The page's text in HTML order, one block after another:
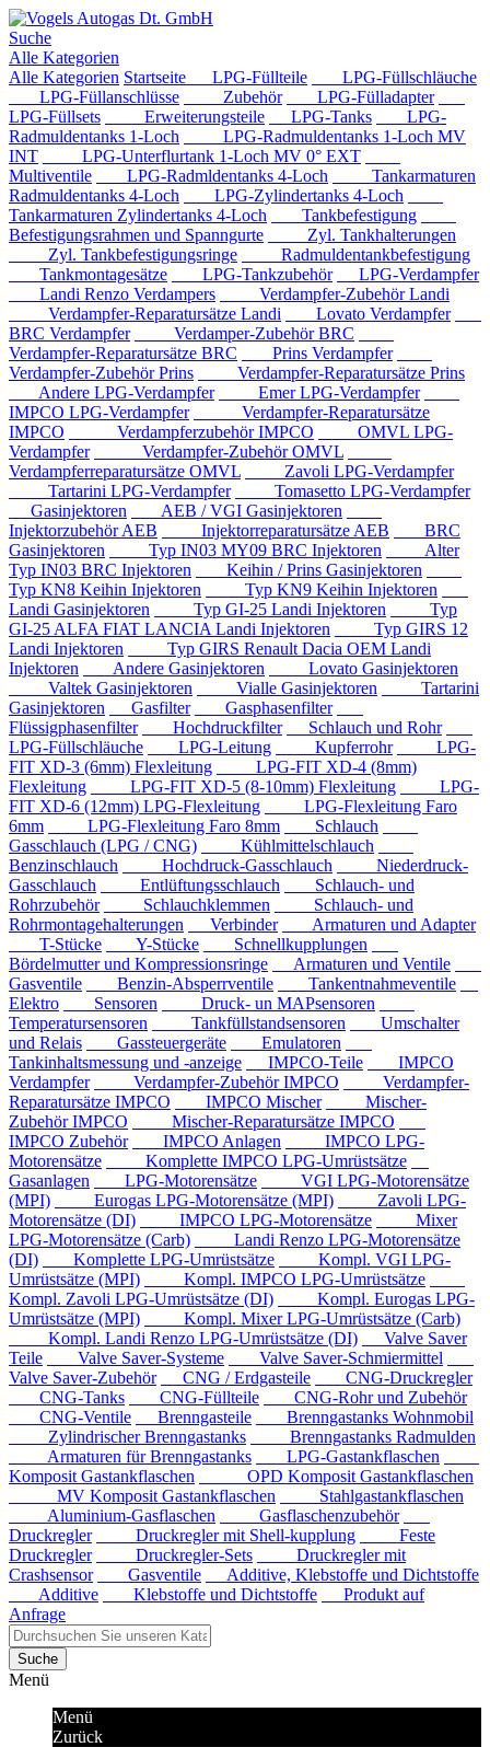
Suche
Alle Kategorien
Alle Kategorien Startseite LPG-Füllteile
LPG-Füllschläuche
LPG-Füllanschlüsse
Zubehör
LPG-Fülladapter
LPG-Füllsets
Erweiterungsteile LPG-Tanks
LPG-
Radmuldentanks 1-Loch
LPG-Radmuldentanks 1-Loch MV
INT
LPG-Unterflurtank 1-Loch MV 0° EXT
Multiventile
LPG-Radmldentanks 4-Loch
Tankarmaturen
Radmuldentanks 4-Loch
LPG-Zylindertanks 4-Loch
Tankarmaturen Zylindertanks 4-Loch
Tankbefestigung
Befestigungsrahmen und Spanngurte
Zyl. Tankhalterungen
Zyl. Tankbefestigungsringe
Radmuldentankbefestigung
Tankmontagesätze
LPG-Tankzubehör
LPG-Verdampfer
Landi Renzo Verdampers
Verdampfer-Zubehör Landi
Verdampfer-Reparatursätze Landi
Lovato Verdampfer
BRC Verdampfer
Verdamper-Zubehör BRC
Verdampfer-Reparatursätze BRC
Prins Verdampfer
Verdampfer-Zubehör Prins
Verdampfer-Reparatursätze Prins
Andere LPG-Verdampfer
Emer LPG-Verdampfer
IMPCO LPG-Verdampfer
Verdampfer-Reparatursätze
IMPCO
Verdampferzubehör IMPCO
OMVL LPG-
Verdampfer
Verdampfer-Zubehör OMVL
Verdampferreparatursätze OMVL
Zavoli LPG-Verdampfer
Tartarini LPG-Verdampfer
Tomasetto LPG-Verdampfer
Gasinjektoren
AEB / VGI Gasinjektoren
Injektorzubehör AEB
Injektorreparatursätze AEB
BRC
Gasinjektoren
Typ IN03 MY09 BRC Injektoren
Alter
Typ IN03 BRC Injektoren
Keihin / Prins Gasinjektoren
Typ KN8 Keihin Injektoren
Typ KN9 Keihin Injektoren
Landi Gasinjektoren
Typ GI-25 Landi Injektoren
Typ
GI-25 ALFA FIAT LANCIA Landi Injektoren
Typ GIRS 12
Landi Injektoren
Typ GIRS Renault Dacia OEM Landi
Injektoren
Andere Gasinjektoren
Lovato Gasinjektoren
Valtek Gasinjektoren
Vialle Gasinjektoren
Tartarini
Gasinjektoren
Gasfilter
Gasphasenfilter
Flüssigphasenfilter
Hochdruckfilter
Schlauch und Rohr
LPG-Füllschläuche
LPG-Leitung Kupferrohr
LPG-
FIT XD-3 (6mm) Flexleitung
LPG-FIT XD-4 (8mm)
Flexleitung
LPG-FIT XD-5 (8-10mm) Flexleitung
LPG-
FIT XD-6 (12mm) LPG-Flexleitung
LPG-Flexleitung Faro
6mm
LPG-Flexleitung Faro 8mm
Schlauch
Gasschlauch (LPG / CNG)
Kühlmittelschlauch
Benzinschlauch
Hochdruck-Gasschlauch
Niederdruck-
Gasschlauch
Entlüftungsschlauch
Schlauch- und
Rohrzubehör
Schlauchklemmen
Schlauch- und
Rohrmontagehalterungen
Verbinder
Armaturen und Adapter
T-Stücke
Y-Stücke
Schnellkupplungen
Bördelmutter und Kompressionsringe
Armaturen und Ventile
Gasventile
Benzin-Absperrventile
Tankentnahmeventile
Elektro
Sensoren
Druck- un MAPsensoren
Temperatursensoren
Tankfüllstandsensoren
Umschalter
und Relais
Gassteuergeräte
Emulatoren
Tankinhaltsmessung und -anzeige
IMPCO-Teile
IMPCO
Verdampfer
Verdampfer-Zubehör IMPCO
Verdampfer-
Reparatursätze IMPCO
IMPCO Mischer
Mischer-
Zubehör IMPCO
Mischer-Reparatursätze IMPCO
IMPCO Zubehör
IMPCO Anlagen
IMPCO LPG-
Motorensätze
Komplette IMPCO LPG-Umrüstsätze
Gasanlagen
LPG-Motorensätze
VGI LPG-Motorensätze
(MPI)
Eurogas LPG-Motorensätze (MPI)
Zavoli LPG-
Motorensätze (DI)
IMPCO LPG-Motorensätze
Mixer
LPG-Motorensätze (Carb)
Landi Renzo LPG-Motorensätze
(DI)
Komplette LPG-Umrüstsätze
Kompl. VGI LPG-
Umrüstsätze (MPI)
Kompl. IMPCO LPG-Umrüstsätze
Kompl. Zavoli LPG-Umrüstsätze (DI)
Kompl. Eurogas LPG-
Umrüstsätze (MPI)
Kompl. Mixer LPG-Umrüstsätze (Carb)
Kompl. Landi Renzo LPG-Umrüstsätze (DI)
Valve Saver
Teile
Valve Saver-Systeme
Valve Saver-Schmiermittel
Valve Saver-Zubehör
CNG / Erdgasteile
CNG-Druckregler
CNG-Tanks
CNG-Füllteile
CNG-Rohr und Zubehör
CNG-Ventile
Brenngasteile
Brenngastanks Wohnmobil
Zylindrischer Brenngastanks
Brenngastanks Radmulden
Armaturen für Brenngastanks
LPG-Gastankflaschen
Komposit Gastankflaschen
OPD Komposit Gastankflaschen
MV Komposit Gastankflaschen
Stahlgastankflaschen
Aluminium-Gasflaschen
Gasflaschenzubehör
Druckregler
Druckregler mit Shell-kupplung
Feste
Druckregler
Druckregler-Sets
Druckregler mit
Crashsensor
Gasventile
Additive, Klebstoffe und Dichtstoffe
Additive
Klebstoffe und Dichtstoffe
Produkt auf
Anfrage
Suche
Menü
Menü
Zurück